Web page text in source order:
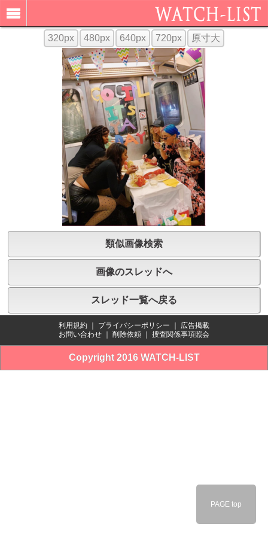
320px 480px 640px 720px 原寸大
類似画像検索
画像のスレッドへ
スレッド一覧へ戻る
利用規約 プライバシーポリシー
広告掲載
お問い合わせ
削除依頼 捜査関係事項照会
Copyright 2016 WATCH-LIST
PAGE top